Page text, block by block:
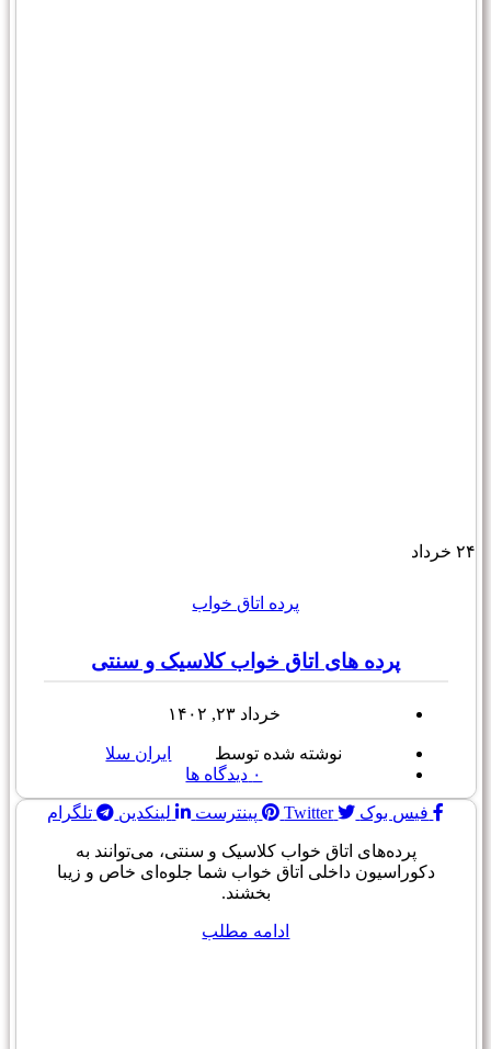
۲۴ خرداد
پرده اتاق خواب
پرده های اتاق خواب کلاسیک و سنتی
خرداد ۲۳, ۱۴۰۲
نوشته شده توسط
ایران سلا
۰ دیدگاه ها
فیس بوک Twitter پینترست لینکدین تلگرام
پرده‌های اتاق خواب کلاسیک و سنتی، می‌توانند به
دکوراسیون داخلی اتاق خواب شما جلوه‌ای خاص و زیبا
بخشند.
ادامه مطلب